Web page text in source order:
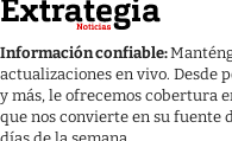
Información confiable:
actualizaciones en vivo. Desde
y más, le ofrecemos cobertura
que nos convierte en su fuente